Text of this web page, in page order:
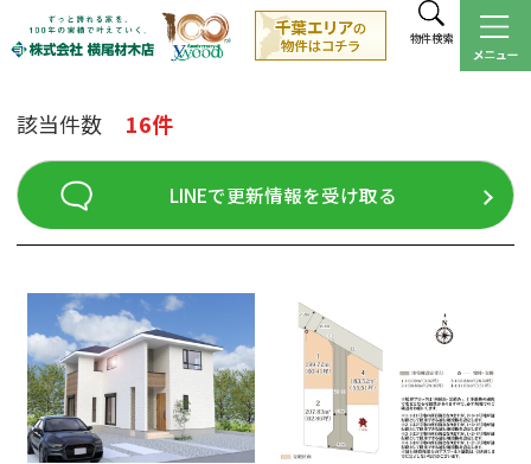
物件検索
該当件数 16件
LINEで更新情報を受け取る